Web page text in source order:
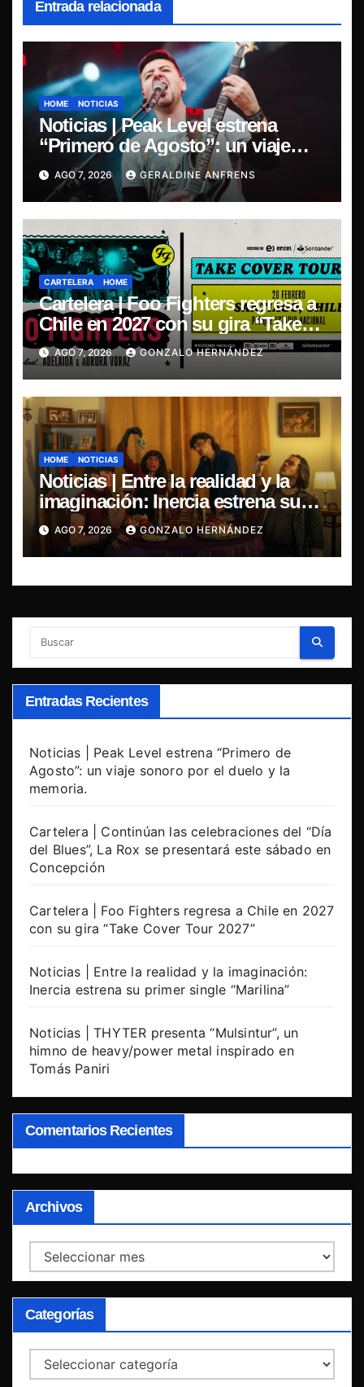
Entrada relacionada
HOME NOTICIAS
Noticias | Peak Level estrena
“Primero de Agosto”: un viaje
sonoro por el duelo y la memoria.
AGO 7, 2026 GERALDINE ANFRENS
CARTELERA HOME
Cartelera | Foo Fighters regresa a
Chile en 2027 con su gira “Take
Cover Tour 2027”
AGO 7, 2026 GONZALO HERNÁNDEZ
HOME NOTICIAS
Noticias | Entre la realidad y la
imaginación: Inercia estrena su
primer single “Marilina”
AGO 7, 2026 GONZALO HERNÁNDEZ
Entradas Recientes
Noticias | Peak Level estrena “Primero de
Agosto”: un viaje sonoro por el duelo y la
memoria.
Cartelera | Continúan las celebraciones del “Día
del Blues”, La Rox se presentará este sábado en
Concepción
Cartelera | Foo Fighters regresa a Chile en 2027
con su gira “Take Cover Tour 2027”
Noticias | Entre la realidad y la imaginación:
Inercia estrena su primer single “Marilina”
Noticias | THYTER presenta “Mulsintur”, un
himno de heavy/power metal inspirado en
Tomás Paniri
Comentarios Recientes
Archivos
Archivos
Categorías
Categorías